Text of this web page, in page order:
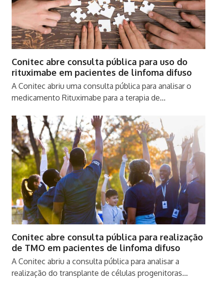
Conitec abre consulta pública para uso do
rituximabe em pacientes de linfoma difuso
A Conitec abriu uma consulta pública para analisar o
medicamento Rituximabe para a terapia de…
Conitec abre consulta pública para realização
de TMO em pacientes de linfoma difuso
A Conitec abriu a consulta pública para analisar a
realização do transplante de células progenitoras…